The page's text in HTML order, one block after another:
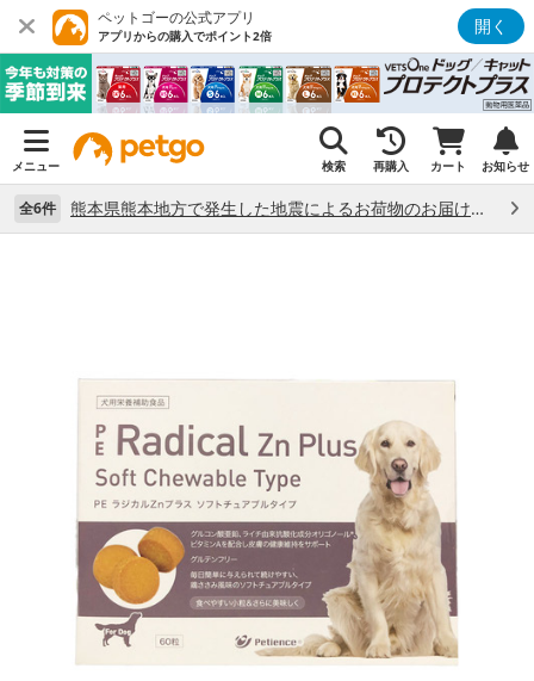
ペットゴーの公式アプリ
アプリからの購入でポイント2倍 開く
メニュー 検索 再購入 カート お知らせ
全6件 熊本県熊本地方で発生した地震によるお荷物のお届け状況について （7/28）